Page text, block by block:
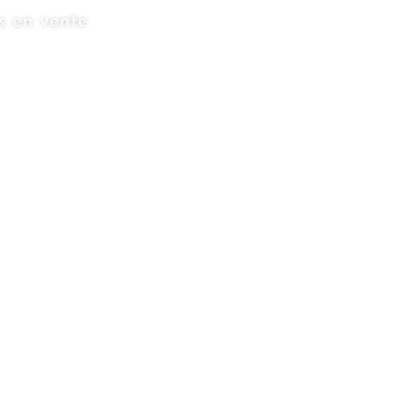
en vente